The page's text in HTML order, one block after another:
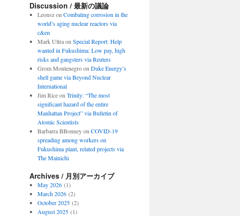
Discussion / 最新の議論
Leonszon Combating corrosion in the
world’s aging nuclear reactors via
c&en
Mark Ultraon Special Report: Help
wanted in Fukushima: Low pay, high
risks and gangsters via Reuters
Grom Montenegroon Duke Energy’s
shell game via Beyond Nuclear
International
Jim Riceon Trinity: “The most
significant hazard of the entire
Manhattan Project” via Bulletin of
Atomic Scientists
Barbarra BBonneyon COVID-19
spreading among workers on
Fukushima plant, related projects via
The Mainichi
Archives / 月別アーカイブ
May 2026(1)
March 2026(2)
October 2025(2)
August 2025(1)